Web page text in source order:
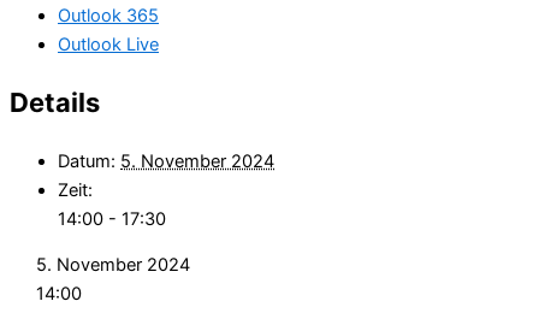
Outlook 365
Outlook Live
Details
Datum: 5. November 2024
Zeit:
14:00 - 17:30
5. November 2024
14:00